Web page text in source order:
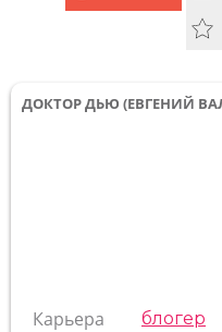
ДОКТОР ДЬЮ (ЕВГЕНИЙ
Карьера блогер